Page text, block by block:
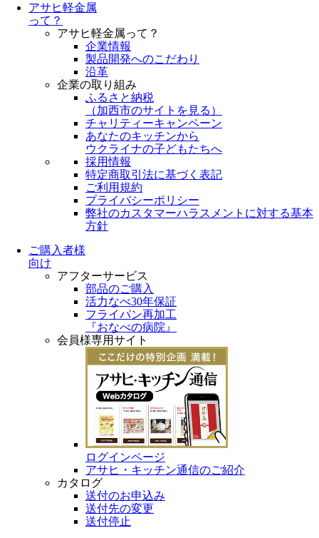
アサヒ軽金属
って？
アサヒ軽金属って？
企業情報
製品開発へのこだわり
沿革
企業の取り組み
ふるさと納税
（加西市のサイトを見る ）
チャリティーキャンペーン
あなたのキッチンから
ウクライナの子どもたちへ
採用情報
特定商取引法に基づく表記
ご利用規約
プライバシーポリシー
弊社のカスタマーハラスメントに対する基本
方針
ご購入者様
向け
アフターサービス
部品のご購入
活力なべ30年保証
フライパン再加工
『おなべの病院』
会員様専用サイト
ログインページ
アサヒ・キッチン通信のご紹介
カタログ
送付のお申込み
送付先の変更
送付停止